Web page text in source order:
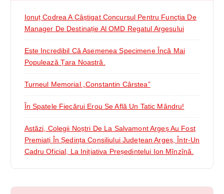
Ionuț Codrea A Câștigat Concursul Pentru Funcția De
Manager De Destinație Al OMD Regatul Argesului
Este Incredibil Că Asemenea Specimene Încă Mai
Populează Țara Noastră.
Turneul Memorial „Constantin Cârstea”
În Spatele Fiecărui Erou Se Află Un Tatic Mândru!
Astăzi, Colegii Noștri De La Salvamont Argeș Au Fost
Premiați În Ședința Consiliului Județean Argeș, Într-Un
Cadru Oficial, La Inițiativa Președintelui Ion Mînzînă.